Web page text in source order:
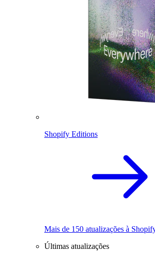
Shopify Editions
Mais de 150 atualizações à
Últimas atualizações